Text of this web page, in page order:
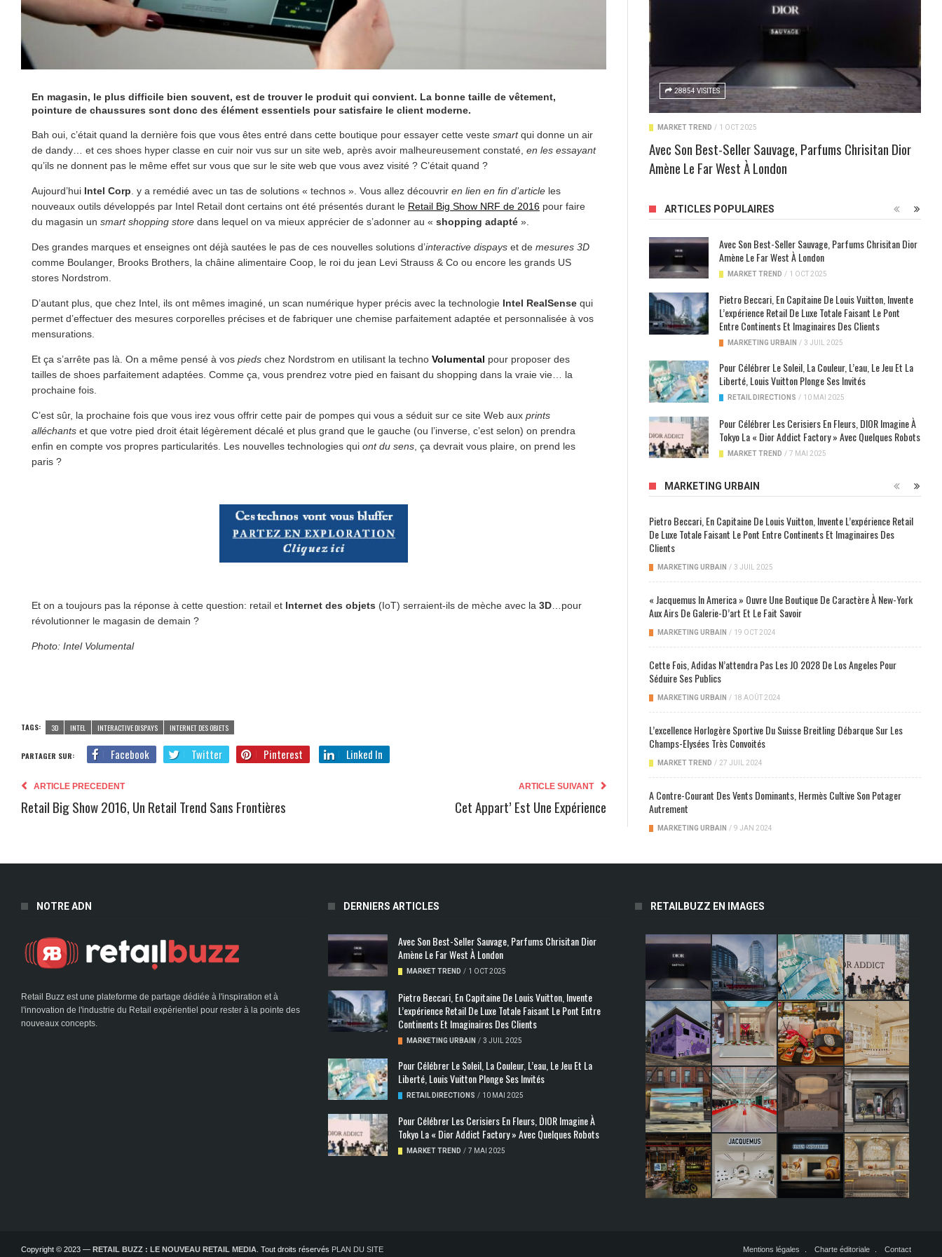
En magasin, le plus difficile bien souvent, est de trouver le produit qui convient. La bonne taille de vêtement,
pointure de chaussures sont donc des élément essentiels pour satisfaire le client moderne.
Bah oui, c’était quand la dernière fois que vous êtes entré dans cette boutique pour essayer cette veste smartqui donne un air
de dandy… et ces shoes hyper classe en cuir noir vus sur un site web, après avoir malheureusement constaté, en les essayant
qu’ils ne donnent pas le même effet sur vous que sur le site web que vous avez visité ? C’était quand ?
Aujourd’hui Intel Corp. y a remédié avec un tas de solutions « technos ». Vous allez découvrir en lien en fin d’article les
nouveaux outils développés par Intel Retail dont certains ont été présentés durant le Retail Big Show NRF de 2016 pour faire
du magasin un smart shopping store dans lequel on va mieux apprécier de s’adonner au « shopping adapté ».
Des grandes marques et enseignes ont déjà sautées le pas de ces nouvelles solutions d’interactive dispays et de mesures 3D
comme Boulanger, Brooks Brothers, la châine alimentaire Coop, le roi du jean Levi Strauss & Co ou encore les grands US
stores Nordstrom.
D’autant plus, que chez Intel, ils ont mêmes imaginé, un scan numérique hyper précis avec la technologie Intel RealSense qui
permet d’effectuer des mesures corporelles précises et de fabriquer une chemise parfaitement adaptée et personnalisée à vos
mensurations.
Et ça s’arrête pas là. On a même pensé à vos pieds chez Nordstrom en utilisant la techno Volumental pour proposer des
tailles de shoes parfaitement adaptées. Comme ça, vous prendrez votre pied en faisant du shopping dans la vraie vie… la
prochaine fois.
C’est sûr, la prochaine fois que vous irez vous offrir cette pair de pompes qui vous a séduit sur ce site Web aux prints
alléchants et que votre pied droit était légèrement décalé et plus grand que le gauche (ou l’inverse, c’est selon) on prendra
enfin en compte vos propres particularités. Les nouvelles technologies qui ont du sens, ça devrait vous plaire, on prend les
paris ?
Et on a toujours pas la réponse à cette question: retail et Internet des objets (IoT) serraient-ils de mèche avec la 3D…pour
révolutionner le magasin de demain ?
Photo: Intel Volumental
TAGS: 3D INTEL INTERACTIVE DISPAYS INTERNET DES OBJETS
PARTAGER SUR: Facebook Twitter Pinterest Linked In
ARTICLE PRECEDENT
Retail Big Show 2016, Un Retail Trend Sans Frontières
ARTICLE SUIVANT
Cet Appart’ Est Une Expérience
28854 VISITES
MARKET TREND / 1 OCT 2025
Avec Son Best-Seller Sauvage, Parfums Chrisitan Dior
Amène Le Far West À London
ARTICLES POPULAIRES
Avec Son Best-Seller Sauvage, Parfums Chrisitan Dior
Amène Le Far West À London
MARKET TREND / 1 OCT 2025
Pietro Beccari, En Capitaine De Louis Vuitton, Invente
L’expérience Retail De Luxe Totale Faisant Le Pont
Entre Continents Et Imaginaires Des Clients
MARKETING URBAIN / 3 JUIL 2025
Pour Célébrer Le Soleil, La Couleur, L’eau, Le Jeu Et La
Liberté, Louis Vuitton Plonge Ses Invités
RETAIL DIRECTIONS / 10 MAI 2025
Pour Célébrer Les Cerisiers En Fleurs, DIOR Imagine À
Tokyo La « Dior Addict Factory » Avec Quelques Robots
MARKET TREND / 7 MAI 2025
MARKETING URBAIN
Pietro Beccari, En Capitaine De Louis Vuitton, Invente L’expérience Retail
De Luxe Totale Faisant Le Pont Entre Continents Et Imaginaires Des
Clients
MARKETING URBAIN / 3 JUIL 2025
« Jacquemus In America » Ouvre Une Boutique De Caractère À New-York
Aux Airs De Galerie-D’art Et Le Fait Savoir
MARKETING URBAIN / 19 OCT 2024
Cette Fois, Adidas N’attendra Pas Les JO 2028 De Los Angeles Pour
Séduire Ses Publics
MARKETING URBAIN / 18 AOÛT 2024
L’excellence Horlogère Sportive Du Suisse Breitling Débarque Sur Les
Champs-Elysées Très Convoités
MARKET TREND / 27 JUIL 2024
A Contre-Courant Des Vents Dominants, Hermès Cultive Son Potager
Autrement
MARKETING URBAIN / 9 JAN 2024
NOTRE ADN
Retail Buzz est une plateforme de partage dédiée à l'inspiration et à
l'innovation de l'industrie du Retail expérientiel pour rester à la pointe des
nouveaux concepts.
DERNIERS ARTICLES
Avec Son Best-Seller Sauvage, Parfums Chrisitan Dior
Amène Le Far West À London
MARKET TREND / 1 OCT 2025
Pietro Beccari, En Capitaine De Louis Vuitton, Invente
L’expérience Retail De Luxe Totale Faisant Le Pont Entre
Continents Et Imaginaires Des Clients
MARKETING URBAIN / 3 JUIL 2025
Pour Célébrer Le Soleil, La Couleur, L’eau, Le Jeu Et La
Liberté, Louis Vuitton Plonge Ses Invités
RETAIL DIRECTIONS / 10 MAI 2025
Pour Célébrer Les Cerisiers En Fleurs, DIOR Imagine À
Tokyo La « Dior Addict Factory » Avec Quelques Robots
MARKET TREND / 7 MAI 2025
RETAILBUZZ EN IMAGES
Copyright © 2023 — RETAIL BUZZ : LE NOUVEAU RETAIL MEDIA. Tout droits réservés PLAN DU SITE Mentions légales Charte éditoriale Contact